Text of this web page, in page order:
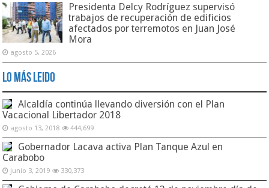
Presidenta Delcy Rodríguez supervisó
trabajos de recuperación de edificios
afectados por terremotos en Juan José
Mora
agosto 5, 2026
Lo Más Leido
Alcaldía continúa llevando diversión con el Plan
Vacacional Libertador 2018
agosto 13, 2018 444,699
Gobernador Lacava activa Plan Tanque Azul en
Carabobo
junio 3, 2019 330,373